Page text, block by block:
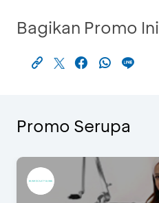
Bagikan Promo Ini
Promo Serupa